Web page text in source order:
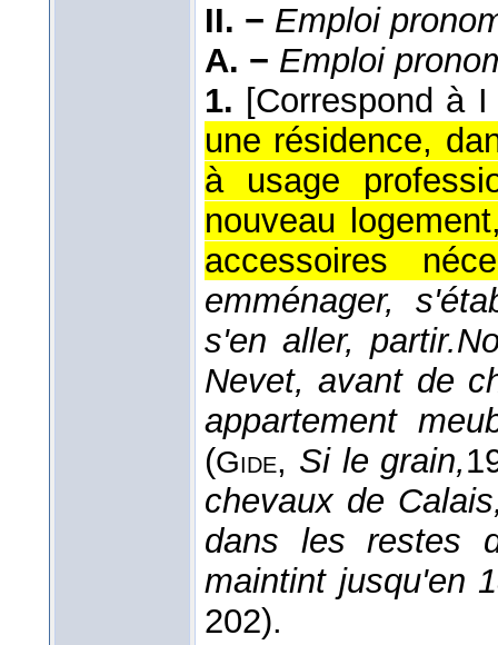
II. − Emploi
A. − Emploi
1. [Correspond à
une résidence,
à usage
nouveau
accessoires
emménager,
s'en aller, partir.
Nevet, avant de
appartement
(Gide, Si le grain,
chevaux de
dans les restes
maintint jusqu'en
202).